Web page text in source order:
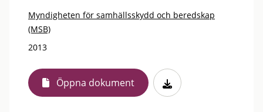
Myndigheten för samhällsskydd och beredskap
(MSB)
2013
Öppna dokument